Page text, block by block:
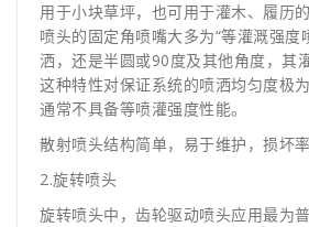
用于小块草坪，也可用于灌木、履历
喷头的固定角喷嘴大多为“等灌溉强度
洒，还是半圆或90度及其他角度，其
这种特性对保证系统的喷洒均匀度极
通常不具备等喷灌强度性能。
散射喷头结构简单，易于维护，损坏率
2.旋转喷头
旋转喷头中，齿轮驱动喷头应用最为